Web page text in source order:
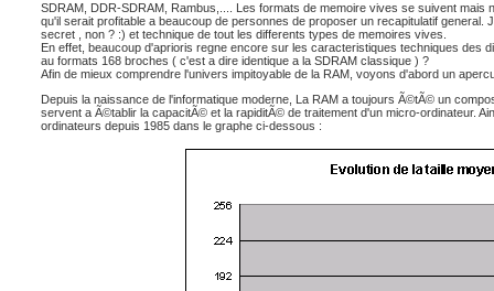
SDRAM, DDR-SDRAM, Rambus,.... Les formats de memoire vives se suivent
qu'il serait profitable a beaucoup de personnes de proposer un recapitulatif
secret , non ? :) et technique de tout les differents types de memoires vives.
En effet, beaucoup d'aprioris regne encore sur les caracteristiques techniques
au formats 168 broches ( c'est a dire identique a la SDRAM classique ) ?
Afin de mieux comprendre l'univers impitoyable de la RAM, voyons d'abord un
Depuis la naissance de l'informatique moderne, La RAM a toujours Ã©tÃ© un
servent a Ã©tablir la capacitÃ© et la rapiditÃ© de traitement d'un micro-ordinateur.
ordinateurs depuis 1985 dans le graphe ci-dessous :